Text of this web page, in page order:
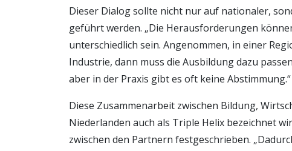
Dieser Dialog sollte nicht nur auf nationaler,
geführt werden. „Die Herausforderungen
unterschiedlich sein. Angenommen, in einer
Industrie, dann muss die Ausbildung dazu
aber in der Praxis gibt es oft keine Abstimmung.“
Diese Zusammenarbeit zwischen Bildung,
Niederlanden auch als Triple Helix bezeichnet
zwischen den Partnern festgeschrieben.